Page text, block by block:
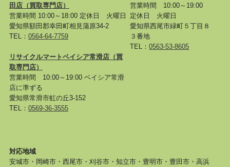
田店（買取専門店）
営業時間 10:00～18:00 定休日 火曜日
愛知県額田郡幸田町相見蒲原34-2
TEL： 0564-64-7759
リサイクルマートベイシア常滑店（買
取専門店）
営業時間 10:00～19:00 ベイシア常滑
店に準ずる
愛知県常滑市虹の丘3-152
TEL： 0569-36-3555
営業時間 10:00～19:00
定休日 火曜日
愛知県西尾市緑町５丁目８
３番地
TEL：0563-53-8605
対応地域
安城市・岡崎市・西尾市・刈谷市・知立市・豊明市・豊田市・高浜